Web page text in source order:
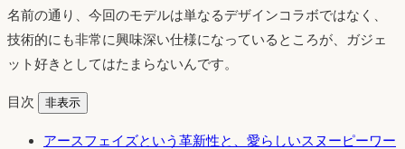
名前の通り、今回のモデルは単なるデザインコラボではなく、
技術的にも非常に興味深い仕様になっているところが、ガジェ
ット好きとしてはたまらないんです。
目次 非表示
アースフェイズという革新性と、愛らしいスヌーピーワー